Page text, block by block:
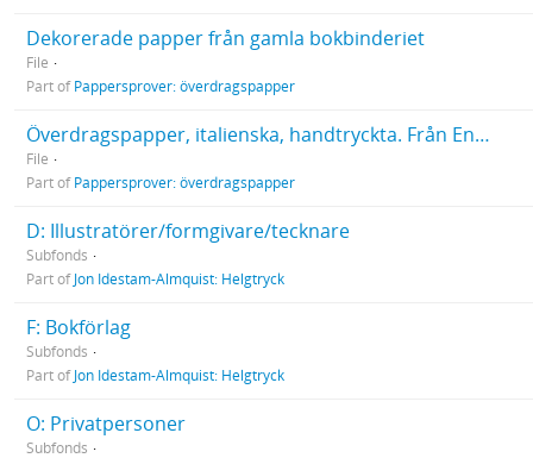
Dekorerade papper från gamla bokbinderiet
File
Part ofPappersprover: överdragspapper
Överdragspapper, italienska, handtryckta. Från Enheten för bevarandes lager 2008
File
Part ofPappersprover: överdragspapper
D: Illustratörer/formgivare/tecknare
Subfonds
Part ofJon Idestam-Almquist: Helgtryck
F: Bokförlag
Subfonds
Part ofJon Idestam-Almquist: Helgtryck
O: Privatpersoner
Subfonds